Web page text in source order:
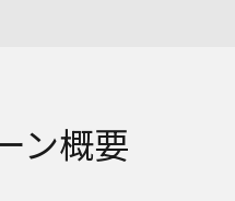
ン概要